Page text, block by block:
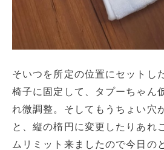
そいつを所定の位置にセットし
椅子に固定して、タプーちゃん
れ微調整。そしてもうちょい穴
と、縦の楕円に変更したりあれ
ムリミット来ましたので今日の